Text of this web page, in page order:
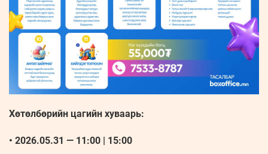
Хөтөлбөрийн цагийн хуваарь:
• 2026.05.31 — 11:00 | 15:00